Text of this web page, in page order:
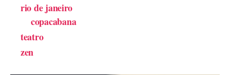
rio de janeiro
copacabana
teatro
zen